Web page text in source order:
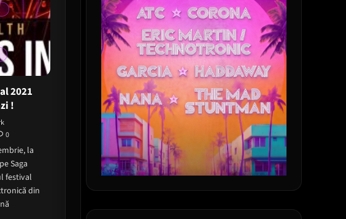
2021
!
0
la
Saga
festival
din